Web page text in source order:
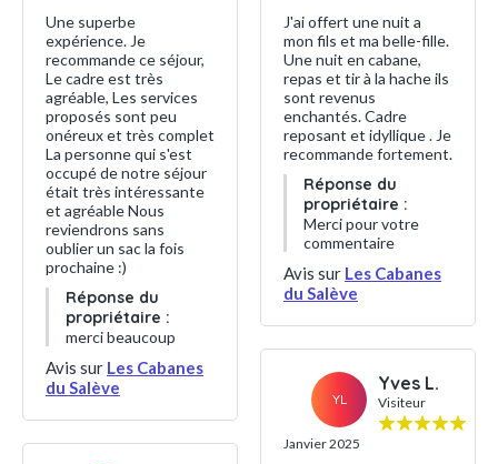
Une superbe
expérience. Je
recommande ce séjour,
Le cadre est très
agréable, Les services
proposés sont peu
onéreux et très complet
La personne qui s'est
occupé de notre séjour
était très intéressante
et agréable Nous
reviendrons sans
oublier un sac la fois
prochaine :)
Réponse du
propriétaire :
merci beaucoup
Avis sur Les Cabanes
du Salève
J'ai offert une nuit a
mon fils et ma belle-fille.
Une nuit en cabane,
repas et tir à la hache ils
sont revenus
enchantés. Cadre
reposant et idyllique . Je
recommande fortement.
Réponse du
propriétaire :
Merci pour votre
commentaire
Avis sur Les Cabanes
du Salève
YL
Yves L.
Visiteur
Janvier 2025